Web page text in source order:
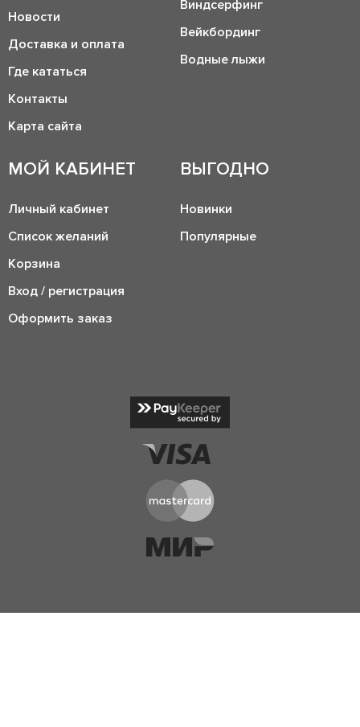
Новости
Доставка и оплата
Где кататься
Контакты
Карта сайта
Виндсерфинг
Вейкбординг
Водные лыжи
МОЙ КАБИНЕТ
Личный кабинет
Список желаний
Корзина
Вход / регистрация
Оформить заказ
ВЫГОДНО
Новинки
Популярные